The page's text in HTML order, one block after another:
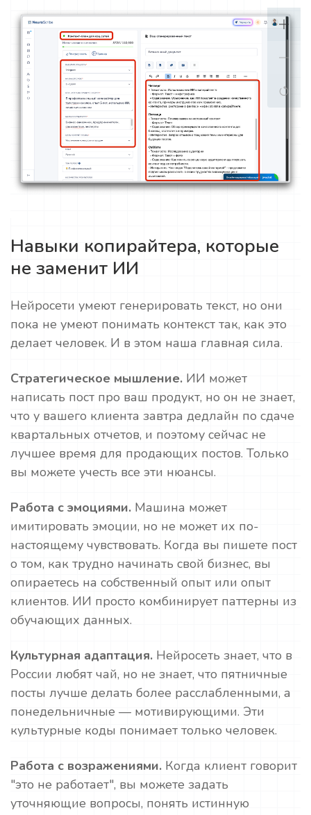
Навыки копирайтера, которые
не заменит ИИ
Нейросети умеют генерировать текст, но они
пока не умеют понимать контекст так, как это
делает человек. И в этом наша главная сила.
Стратегическое мышление. ИИ может
написать пост про ваш продукт, но он не знает,
что у вашего клиента завтра дедлайн по сдаче
квартальных отчетов, и поэтому сейчас не
лучшее время для продающих постов. Только
вы можете учесть все эти нюансы.
Работа с эмоциями. Машина может
имитировать эмоции, но не может их по-
настоящему чувствовать. Когда вы пишете пост
о том, как трудно начинать свой бизнес, вы
опираетесь на собственный опыт или опыт
клиентов. ИИ просто комбинирует паттерны из
обучающих данных.
Культурная адаптация. Нейросеть знает, что в
России любят чай, но не знает, что пятничные
посты лучше делать более расслабленными, а
понедельничные — мотивирующими. Эти
культурные коды понимает только человек.
Работа с возражениями. Когда клиент говорит
"это не работает", вы можете задать
уточняющие вопросы, понять истинную